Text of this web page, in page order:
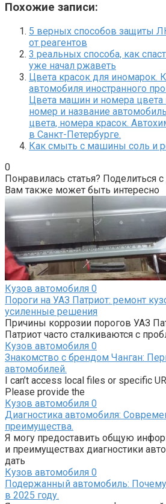
Похожие записи:
5 верных способов защиты
от реагентов
3 реальных способа, как
уже начал ржаветь
Цвета красок для иномарок.
автомобиля иностранного
Цвета машин и номера цвета
номер и название
цвета, номера красок.
в Санкт-Петербурге.
Как смыть с машины соль и
0
Понравилась статья? Поделиться
Вам также может быть интересно
Кузов автомобиля 0
Пороги на УАЗ Патриот: ремонт
усиленные решения
Причины коррозии порогов УАЗ
Патриот часто сталкиваются с
Кузов автомобиля 0
Знакомство с брендом Чанган:
автомобилей.
I can’t access local files or specific
Please provide the
Кузов автомобиля 0
Диагностика автомобиля:
преимущества.
Я могу предоставить общую
и преимуществах диагностики
дать
Кузов автомобиля 0
Подержанный автомобиль:
в 2025 году.